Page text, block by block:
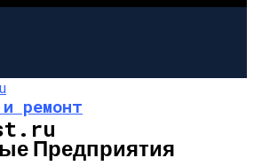
ремонт
Предприятия